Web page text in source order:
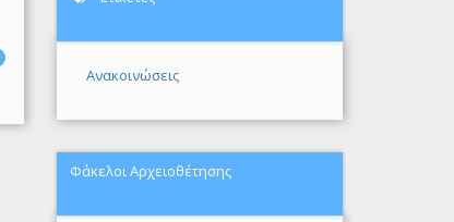
Ανακοινώσεις
Φάκελοι Αρχειοθέτησης